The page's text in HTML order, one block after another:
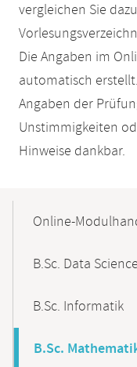
vergleichen Sie
Die Angaben im
automatisch
Angaben der
Unstimmigkeiten
Hinweise dankbar.
NavigationOnline-
B.Sc. Data Science
B.Sc. Informatik
B.Sc.